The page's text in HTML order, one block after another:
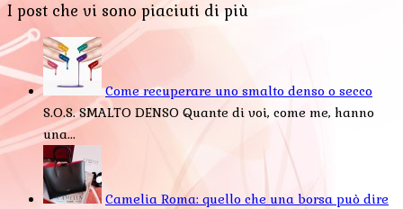
I post che vi sono piaciuti di più
Come recuperare uno smalto denso o secco
S.O.S. SMALTO DENSO Quante di voi, come me, hanno
una...
Camelia Roma: quello che una borsa può dire